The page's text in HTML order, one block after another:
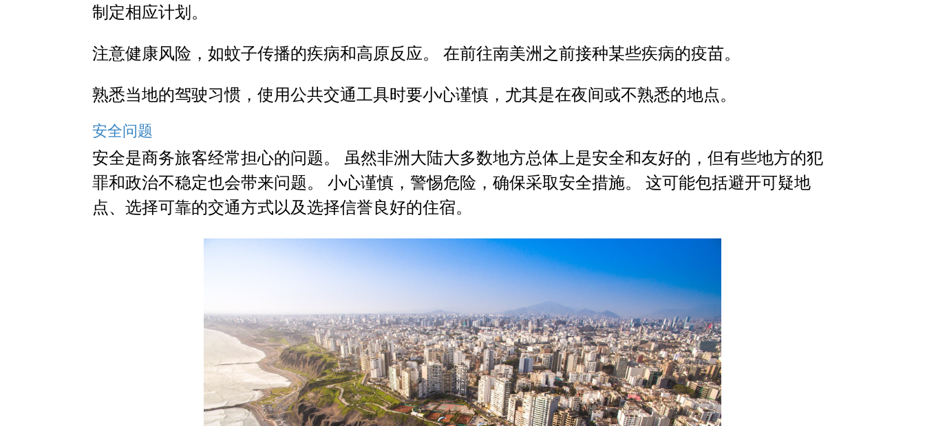
制定相应计划。
注意健康风险，如蚊子传播的疾病和高原反应。 在前往南美洲之前接种某些疾病的疫苗。
熟悉当地的驾驶习惯，使用公共交通工具时要小心谨慎，尤其是在夜间或不熟悉的地点。
安全问题
安全是商务旅客经常担心的问题。 虽然非洲大陆大多数地方总体上是安全和友好的，但有些地方的犯
罪和政治不稳定也会带来问题。 小心谨慎，警惕危险，确保采取安全措施。 这可能包括避开可疑地
点、选择可靠的交通方式以及选择信誉良好的住宿。